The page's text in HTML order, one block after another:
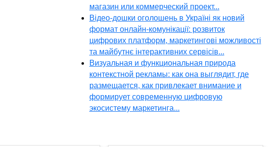
магазин или коммерческий проект...
Відео-дошки оголошень в Україні як новий
формат онлайн-комунікації: розвиток
цифрових платформ, маркетингові можливості
та майбутнє інтерактивних сервісів...
Визуальная и функциональная природа
контекстной рекламы: как она выглядит, где
размещается, как привлекает внимание и
формирует современную цифровую
экосистему маркетинга...